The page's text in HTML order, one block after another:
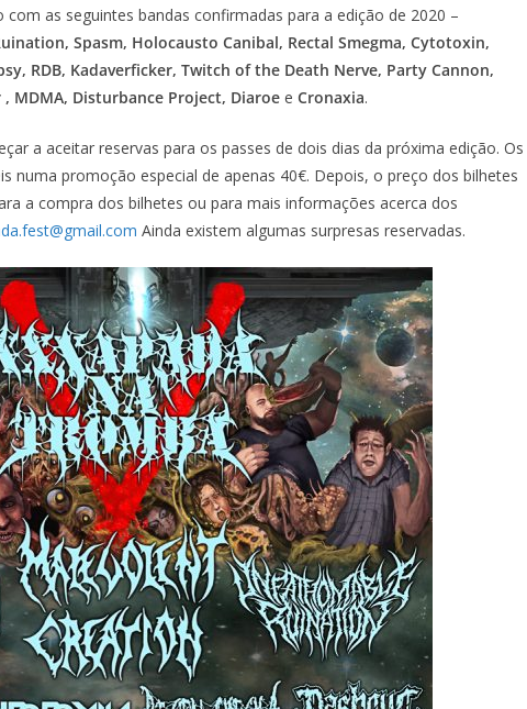
as seguintes bandas confirmadas para a edição de 2020 –
Spasm, Holocausto Canibal, Rectal Smegma, Cytotoxin,
RDB, Kadaverficker, Twitch of the Death Nerve, Party Cannon,
MDMA, Disturbance Project, Diaroe e Cronaxia.
a aceitar reservas para os passes de dois dias da próxima edição. Os
numa promoção especial de apenas 40€. Depois, o preço dos bilhetes
a compra dos bilhetes ou para mais informações acerca dos
Ainda existem algumas surpresas reservadas.